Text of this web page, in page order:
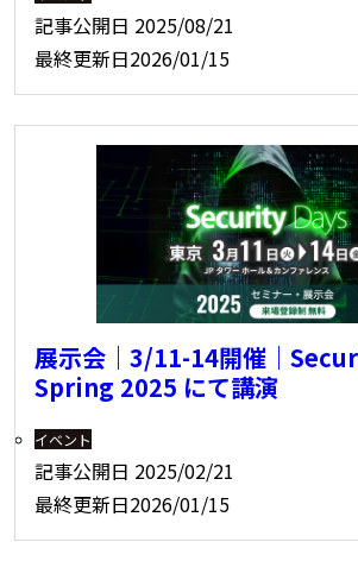
記事公開日 2025/08/21
最終更新日2026/01/15
展示会｜3/11-14開催｜
Spring 2025 にて講演
イベント
記事公開日 2025/02/21
最終更新日2026/01/15